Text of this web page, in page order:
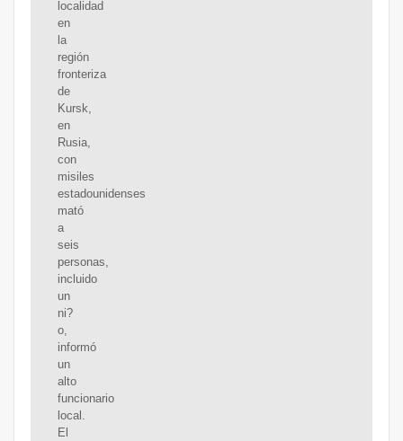
localidad
en
la
región
fronteriza
de
Kursk,
en
Rusia,
con
misiles
estadounidenses
mató
a
seis
personas,
incluido
un
ni?
o,
informó
un
alto
funcionario
local.
El